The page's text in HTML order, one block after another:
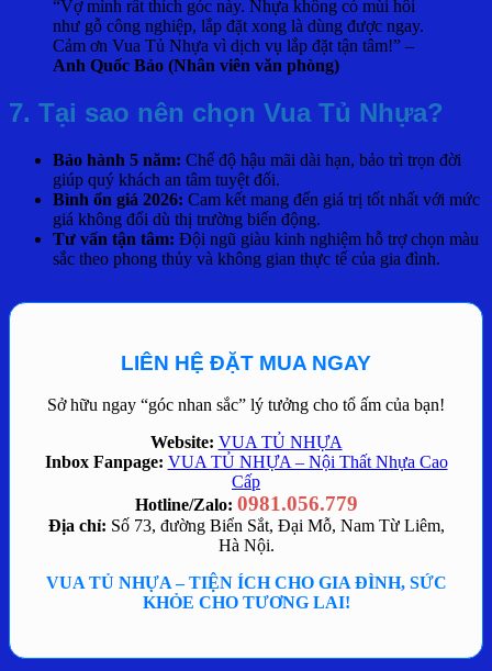
“Vợ mình rất thích góc này. Nhựa không có mùi hôi
như gỗ công nghiệp, lắp đặt xong là dùng được ngay.
Cảm ơn Vua Tủ Nhựa vì dịch vụ lắp đặt tận tâm!” –
Anh Quốc Bảo (Nhân viên văn phòng)
7. Tại sao nên chọn Vua Tủ Nhựa?
Bảo hành 5 năm: Chế độ hậu mãi dài hạn, bảo trì trọn đời
giúp quý khách an tâm tuyệt đối.
Bình ổn giá 2026: Cam kết mang đến giá trị tốt nhất với mức
giá không đổi dù thị trường biến động.
Tư vấn tận tâm: Đội ngũ giàu kinh nghiệm hỗ trợ chọn màu
sắc theo phong thủy và không gian thực tế của gia đình.
LIÊN HỆ ĐẶT MUA NGAY
Sở hữu ngay “góc nhan sắc” lý tưởng cho tổ ấm của bạn!
Website: VUA TỦ NHỰA
Inbox Fanpage: VUA TỦ NHỰA – Nội Thất Nhựa Cao
Cấp
Hotline/Zalo: 0981.056.779
Địa chỉ: Số 73, đường Biển Sắt, Đại Mỗ, Nam Từ Liêm,
Hà Nội.
VUA TỦ NHỰA – TIỆN ÍCH CHO GIA ĐÌNH, SỨC
KHỎE CHO TƯƠNG LAI!